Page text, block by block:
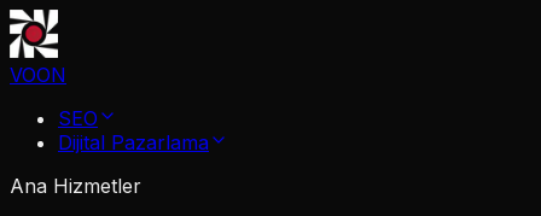
VOON
SEO
Dijital Pazarlama
Ana Hizmetler